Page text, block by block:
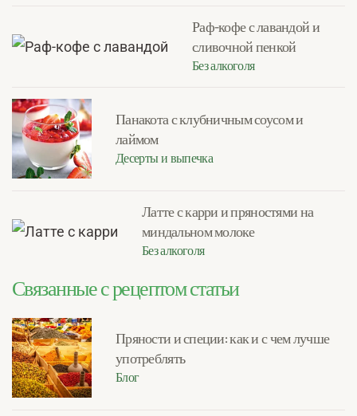
Раф-кофе с лавандой и
сливочной пенкой
Без алкоголя
Панакота с клубничным соусом и
лаймом
Десерты и выпечка
Латте с карри и пряностями на
миндальном молоке
Без алкоголя
Связанные с рецептом статьи
Пряности и специи: как и с чем лучше
употреблять
Блог